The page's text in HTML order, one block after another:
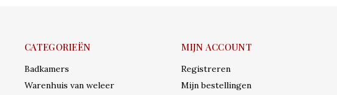
CATEGORIEËN
Badkamers
Warenhuis van weleer
MIJN ACCOUNT
Registreren
Mijn bestellingen